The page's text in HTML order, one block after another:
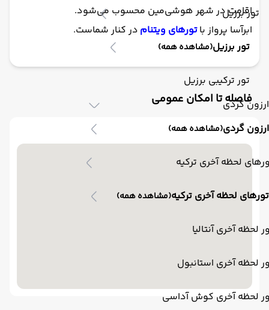
تور برزیل
تور برزیل(مشاهده همه)
تور ترکیبی برزیل
ارزون گردی
ارزون گردی(مشاهده همه)
لحظه آخری ترکیه
تورهای لحظه آخری ترکیه(مشاهده همه)
لحظه آخری آنتالیا
لحظه آخری استانبول
لحظه آخری کوش آداسی
اقامت در شهر هوشی‌مین محسوب می‌شود.
ابرآسا پرواز باتورهای ویتنام در کنار شماست.
فاصله تا امکان عمومی